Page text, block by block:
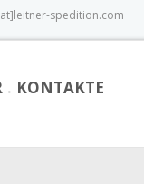
spedition.com
KONTAKTE